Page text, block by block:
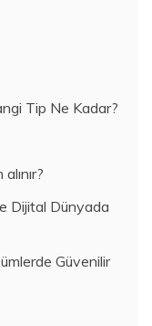
Tip Ne Kadar?
Dijital Dünyada
Güvenilir